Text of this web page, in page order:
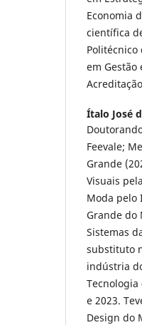
Economia
científica
Politécnico
em Gestão
Ítalo José
Feevale;
Grande
Visuais
Moda pelo
Grande do
Sistemas
substituto
indústria
Tecnologia
e 2023.
Design do